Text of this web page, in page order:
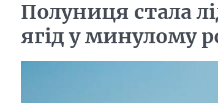
Полуниця стала
ягід у минулому